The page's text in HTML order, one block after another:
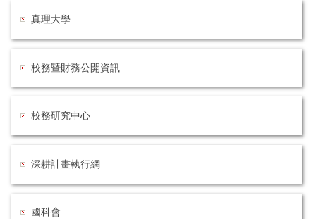
真理大學
校務暨財務公開資訊
校務研究中心
深耕計畫執行網
國科會